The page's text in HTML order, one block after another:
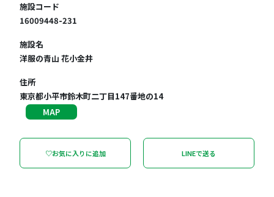
施設コード
16009448-231
施設名
洋服の青山 花小金井
住所
東京都小平市鈴木町二丁目147番地の14
MAP
♡お気に入りに追加 LINEで送る